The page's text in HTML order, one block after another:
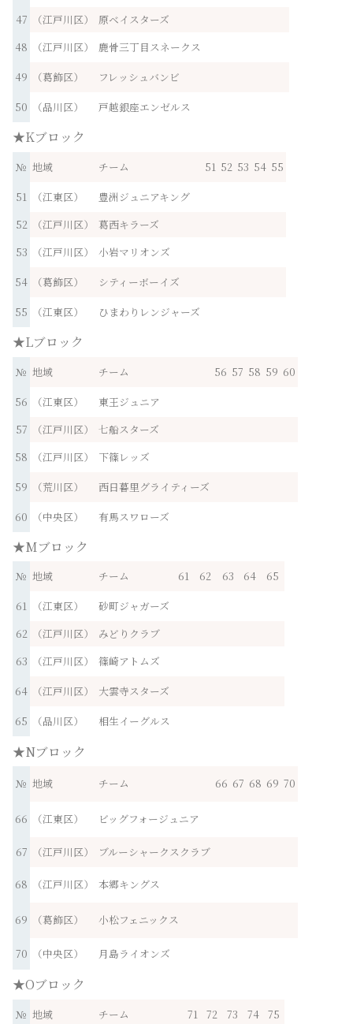
47
（江戸川区）
原ベイスターズ
48
（江戸川区）
鹿骨三丁目スネークス
49
（葛飾区）
フレッシュバンビ
50
（品川区） 戸越銀座エンゼルス
★Kブロック
№ 地域 チーム 51 52 53 54 55
51
（江東区）
豊洲ジュニアキング
52
（江戸川区）
葛西キラーズ
53
（江戸川区）
小岩マリオンズ
54
（葛飾区）
シティーボーイズ
55
（江東区） ひまわりレンジャーズ
★Lブロック
№ 地域 チーム 56 57 58 59 60
56
（江東区）
東王ジュニア
57
（江戸川区）
七船スターズ
58
（江戸川区）
下篠レッズ
59
（荒川区）
西日暮里グライティーズ
60
（中央区） 有馬スワローズ
★Mブロック
№ 地域 チーム 61 62 63 64
65
61
（江東区）
砂町ジャガーズ
62
（江戸川区）
みどりクラブ
63
（江戸川区）
篠崎アトムズ
64
（江戸川区）
大雲寺スターズ
65
（品川区） 相生イーグルス
★Nブロック
№ 地域 チーム 66 67 68 69 70
66 （江東区） ビッグフォージュニア
67 （江戸川区） ブルーシャークスクラブ
68 （江戸川区） 本郷キングス
69 （葛飾区） 小松フェニックス
70 （中央区） 月島ライオンズ
★Oブロック
№ 地域 チーム 71 72 73 74 75